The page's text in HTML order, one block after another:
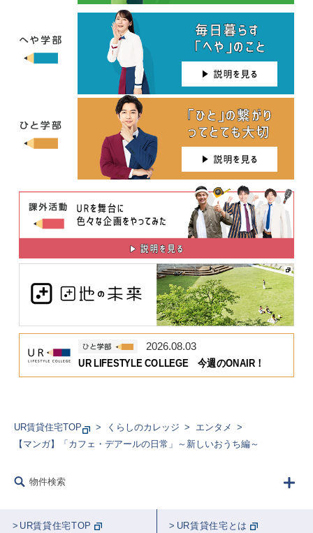
2026.08.03
UR LIFESTYLE COLLEGE 今週のONAIR！
UR賃貸住宅TOP くらしのカレッジ
エンタメ
【マンガ】「カフェ・デアールの日常」～新しいおうち編～
物件検索
UR賃貸住宅TOP UR賃貸住宅とは